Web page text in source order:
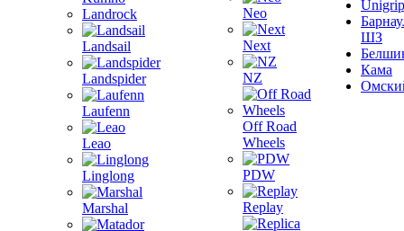
Landrock
Landsail
Landspider
Laufenn
Leao
Linglong
Marshal
Neo
Next
NZ
Off Road
Wheels
PDW
Replay
Unigrip
ШЗ
Кама